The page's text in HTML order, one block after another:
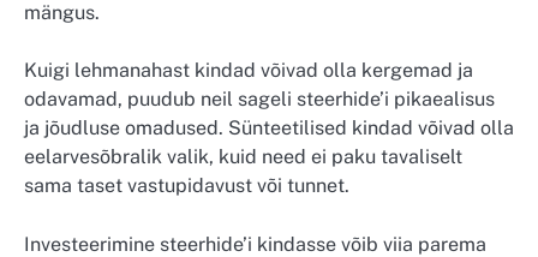
mängus.
Kuigi lehmanahast kindad võivad olla kergemad ja
odavamad, puudub neil sageli steerhide’i pikaealisus
ja jõudluse omadused. Sünteetilised kindad võivad olla
eelarvesõbralik valik, kuid need ei paku tavaliselt
sama taset vastupidavust või tunnet.
Investeerimine steerhide’i kindasse võib viia parema